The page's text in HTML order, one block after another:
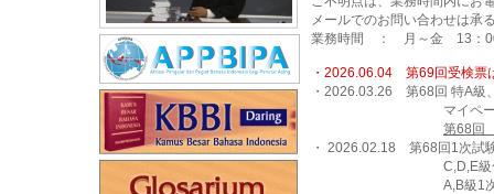
メールでのお問い合わせは承
業務時間 ： 月～金 13：
・2026.06.04 第69回受検票
・2026.03.26 第68回 特A級
マイページ
第68回
・ 2026.02.18 第68回1次試
C,D,E級合格者
A,B級1次試験合格